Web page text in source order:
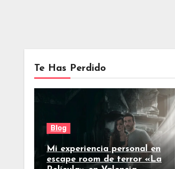
Te Has Perdido
Blog
Mi experiencia personal en
escape room de terror «La